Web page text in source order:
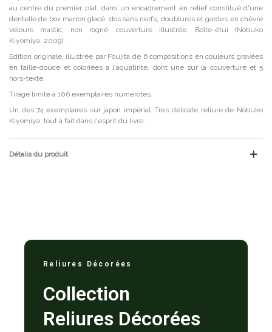
au centre du premier plat, dans un encadrement en relief constitué d'une
dentelle de box marron glacé, dos sans nerfs; doublures et gardes en chèvre
velours mastic, non rogné, couverture illustrée. Boîte-étui (Nobuko
Kiyomiya, 2009).
Edition originale, illustrée par Foujita de 6 compositions en couleurs gravées
en taille-douce et coloriées à l'aquatinte, dont une sur la couverture et 5
hors-texte.
Tirage limité à 106 exemplaires numérotés.
Un des 74 exemplaires sur japon impérial. Très délicate reliure de Nobuko
Kiyomiya, tout à fait dans l'esprit du livre.
Détails du produit
Reliures Décorées
Collection
Reliures Décorées